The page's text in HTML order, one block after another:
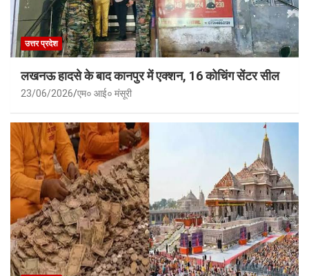
उत्तर प्रदेश
लखनऊ हादसे के बाद कानपुर में एक्शन, 16 कोचिंग सेंटर सील
23/06/2026 एम० आई० मंसूरी